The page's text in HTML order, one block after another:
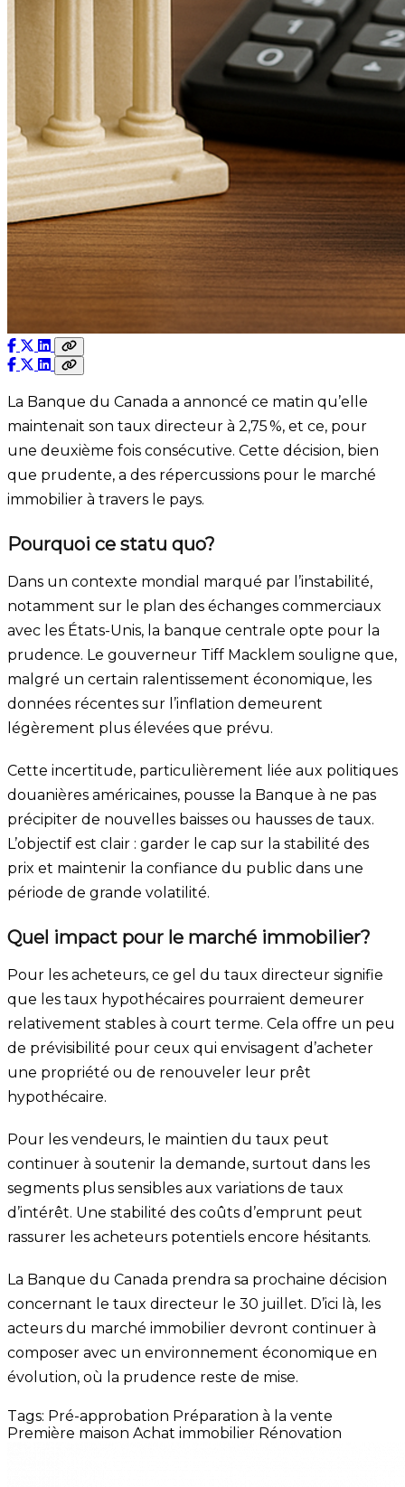
La Banque du Canada a annoncé ce matin qu’elle
maintenait son taux directeur à 2,75 %, et ce, pour
une deuxième fois consécutive. Cette décision, bien
que prudente, a des répercussions pour le marché
immobilier à travers le pays.
Pourquoi ce statu quo?
Dans un contexte mondial marqué par l’instabilité,
notamment sur le plan des échanges commerciaux
avec les États-Unis, la banque centrale opte pour la
prudence. Le gouverneur Tiff Macklem souligne que,
malgré un certain ralentissement économique, les
données récentes sur l’inflation demeurent
légèrement plus élevées que prévu.
Cette incertitude, particulièrement liée aux politiques
douanières américaines, pousse la Banque à ne pas
précipiter de nouvelles baisses ou hausses de taux.
L’objectif est clair : garder le cap sur la stabilité des
prix et maintenir la confiance du public dans une
période de grande volatilité.
Quel impact pour le marché immobilier?
Pour les acheteurs, ce gel du taux directeur signifie
que les taux hypothécaires pourraient demeurer
relativement stables à court terme. Cela offre un peu
de prévisibilité pour ceux qui envisagent d’acheter
une propriété ou de renouveler leur prêt
hypothécaire.
Pour les vendeurs, le maintien du taux peut
continuer à soutenir la demande, surtout dans les
segments plus sensibles aux variations de taux
d’intérêt. Une stabilité des coûts d’emprunt peut
rassurer les acheteurs potentiels encore hésitants.
La Banque du Canada prendra sa prochaine décision
concernant le taux directeur le 30 juillet. D’ici là, les
acteurs du marché immobilier devront continuer à
composer avec un environnement économique en
évolution, où la prudence reste de mise.
Tags: Pré-approbation Préparation à la vente
Première maison Achat immobilier Rénovation